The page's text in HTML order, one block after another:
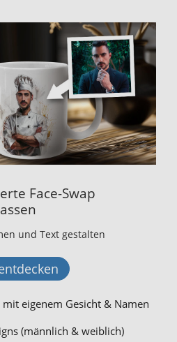
Face-Swap
und Text gestalten
mit eigenem Gesicht & Namen
(männlich & weiblich)